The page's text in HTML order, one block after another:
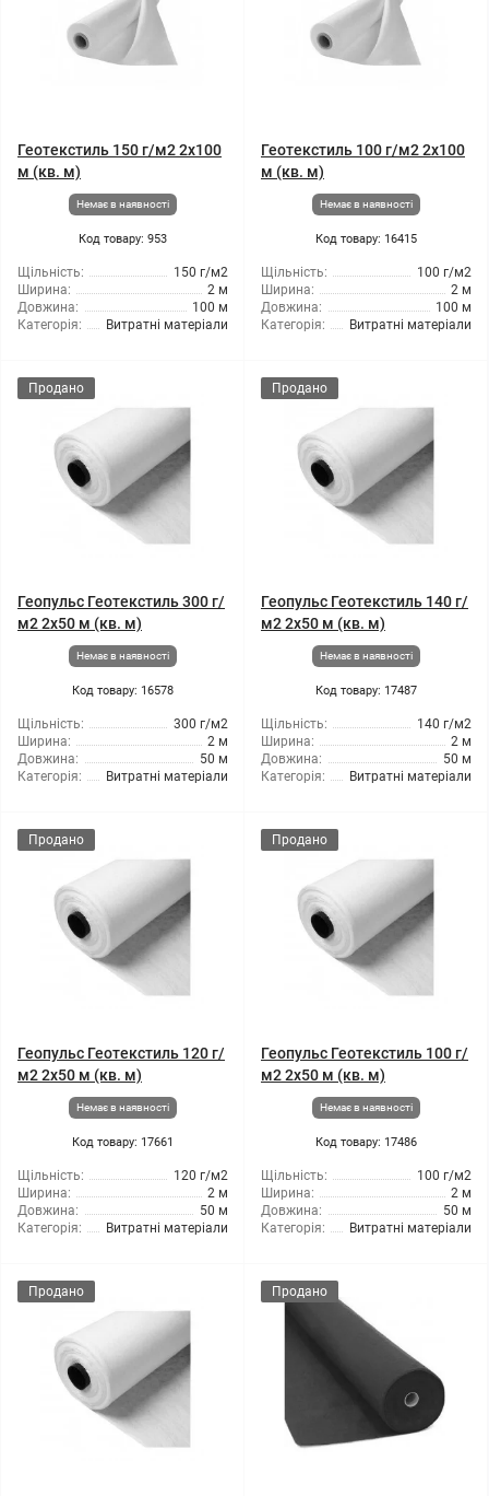
Геотекстиль 150 г/м2 2x100
м (кв. м)
Немає в наявності
Код товару: 953
Щільність:
150 г/м2
Ширина:
2 м
Довжина:
100 м
Категорія:
Витратні матеріали
Геотекстиль 100 г/м2 2x100
м (кв. м)
Немає в наявності
Код товару: 16415
Щільність:
100 г/м2
Ширина:
2 м
Довжина:
100 м
Категорія:
Витратні матеріали
Продано
Геопульс Геотекстиль 300 г/
м2 2x50 м (кв. м)
Немає в наявності
Код товару: 16578
Щільність:
300 г/м2
Ширина:
2 м
Довжина:
50 м
Категорія:
Витратні матеріали
Продано
Геопульс Геотекстиль 140 г/
м2 2x50 м (кв. м)
Немає в наявності
Код товару: 17487
Щільність:
140 г/м2
Ширина:
2 м
Довжина:
50 м
Категорія:
Витратні матеріали
Продано
Геопульс Геотекстиль 120 г/
м2 2x50 м (кв. м)
Немає в наявності
Код товару: 17661
Щільність:
120 г/м2
Ширина:
2 м
Довжина:
50 м
Категорія:
Витратні матеріали
Продано
Геопульс Геотекстиль 100 г/
м2 2x50 м (кв. м)
Немає в наявності
Код товару: 17486
Щільність:
100 г/м2
Ширина:
2 м
Довжина:
50 м
Категорія:
Витратні матеріали
Продано Продано